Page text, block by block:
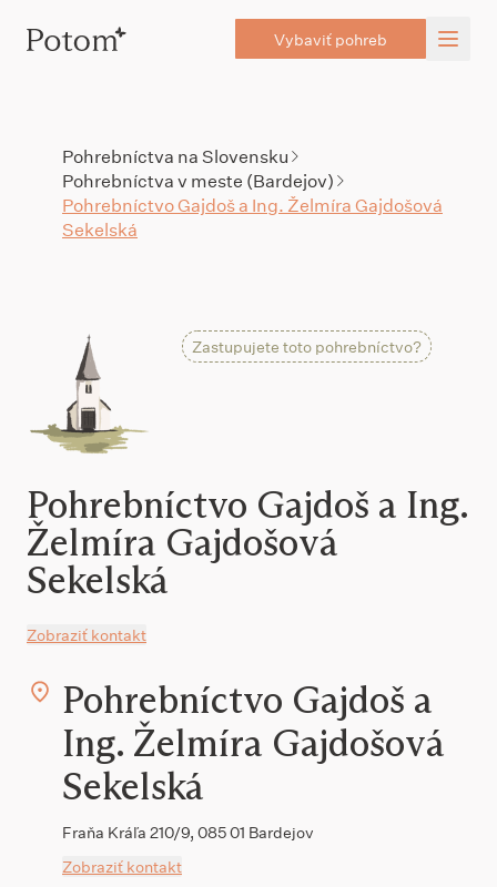
Vybaviť pohreb
Pohrebníctva na Slovensku
Pohrebníctva v meste (Bardejov)
Pohrebníctvo Gajdoš a Ing. Želmíra Gajdošová
Sekelská
Zastupujete toto pohrebníctvo?
Pohrebníctvo Gajdoš a Ing.
Želmíra Gajdošová
Sekelská
Zobraziť kontakt
Pohrebníctvo Gajdoš a
Ing. Želmíra Gajdošová
Sekelská
Fraňa Kráľa 210/9, 085 01 Bardejov
Zobraziť kontakt